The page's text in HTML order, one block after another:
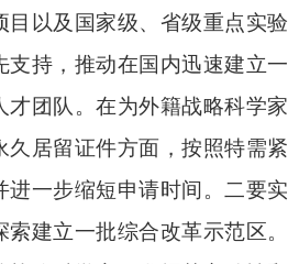
目以及国家级、省级重点实验
支持，推动在国内迅速建立一
才团队。在为外籍战略科学家
久居留证件方面，按照特需紧
进一步缩短申请时间。二要实
建立一批综合改革示范区。